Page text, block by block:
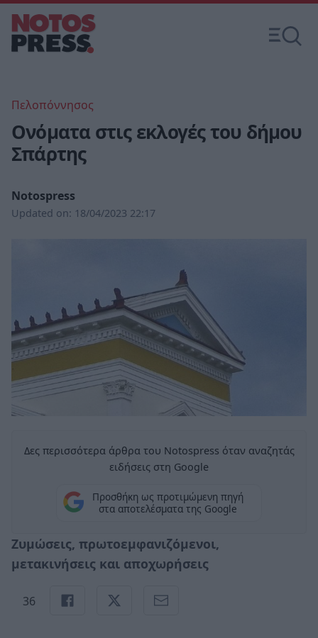
Πελοπόννησος
Ονόματα στις εκλογές του δήμου
Σπάρτης
Notospress
Updated on: 18/04/2023 22:17
Δες περισσότερα άρθρα του Notospress όταν αναζητάς
ειδήσεις στη Google
Προσθήκη ως προτιμώμενη πηγή
στα αποτελέσματα της Google
Ζυμώσεις, πρωτοεμφανιζόμενοι,
μετακινήσεις και αποχωρήσεις
36